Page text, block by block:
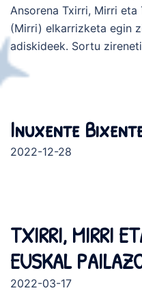
Ansorena Txirri, Mirri
(Mirri) elkarrizketa egin
adiskideek. Sortu
Inuxente
2022-12-28
TXIRRI, MIRRI
EUSKAL
2022-03-17